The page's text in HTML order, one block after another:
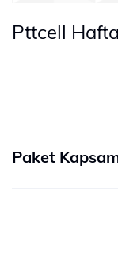
Pttcell
Paket